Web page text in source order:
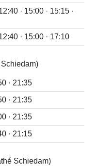
· 15:00 · 15:15 ·
· 15:00 · 17:10
· 21:35
· 21:35
· 21:35
· 21:15
Schiedam)